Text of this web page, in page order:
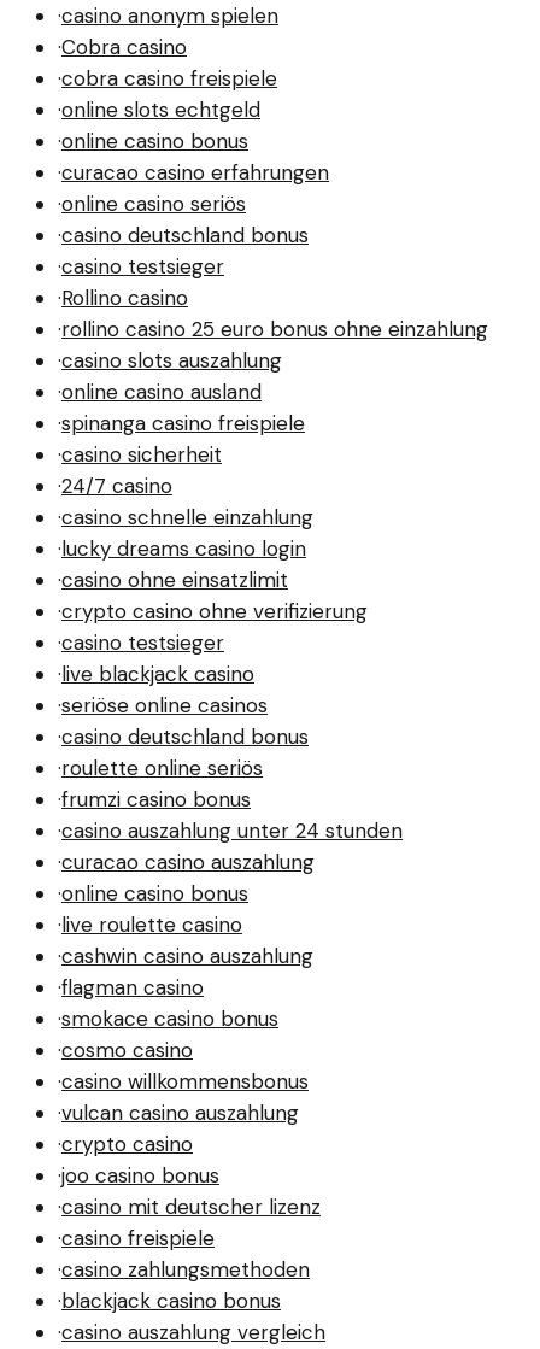
·casino anonym spielen
·Cobra casino
·cobra casino freispiele
·online slots echtgeld
·online casino bonus
·curacao casino erfahrungen
·online casino seriös
·casino deutschland bonus
·casino testsieger
·Rollino casino
·rollino casino 25 euro bonus ohne einzahlung
·casino slots auszahlung
·online casino ausland
·spinanga casino freispiele
·casino sicherheit
·24/7 casino
·casino schnelle einzahlung
·lucky dreams casino login
·casino ohne einsatzlimit
·crypto casino ohne verifizierung
·casino testsieger
·live blackjack casino
·seriöse online casinos
·casino deutschland bonus
·roulette online seriös
·frumzi casino bonus
·casino auszahlung unter 24 stunden
·curacao casino auszahlung
·online casino bonus
·live roulette casino
·cashwin casino auszahlung
·flagman casino
·smokace casino bonus
·cosmo casino
·casino willkommensbonus
·vulcan casino auszahlung
·crypto casino
·joo casino bonus
·casino mit deutscher lizenz
·casino freispiele
·casino zahlungsmethoden
·blackjack casino bonus
·casino auszahlung vergleich